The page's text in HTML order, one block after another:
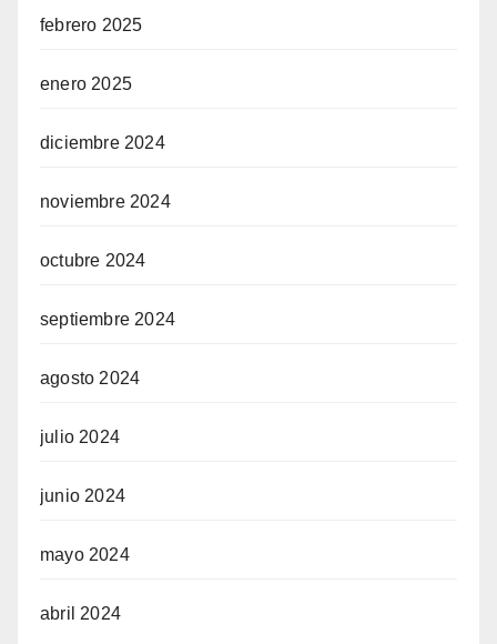
febrero 2025
enero 2025
diciembre 2024
noviembre 2024
octubre 2024
septiembre 2024
agosto 2024
julio 2024
junio 2024
mayo 2024
abril 2024